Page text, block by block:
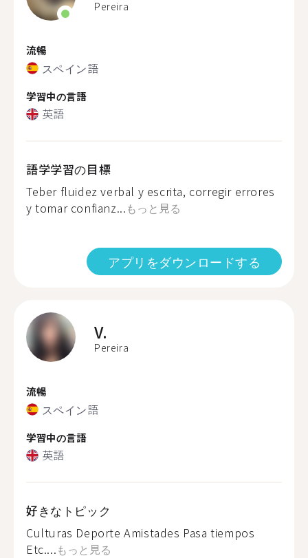
Pereira
流暢
スペイン語
学習中の言語
英語
語学学習の目標
Teber fluidez verbal y escrita, corregir errores
y tomar confianz...もっと見る
アプリをダウンロードする
V.
Pereira
流暢
スペイン語
学習中の言語
英語
好きなトピック
Culturas Deporte Amistades Pasa tiempos
Etc....もっと見る